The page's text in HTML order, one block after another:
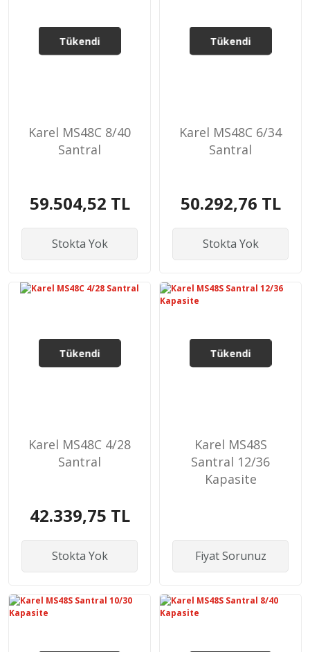
Tükendi
Karel MS48C 8/40
Santral
59.504,52 TL
Stokta Yok
Tükendi
Karel MS48C 6/34
Santral
50.292,76 TL
Stokta Yok
Tükendi
Karel MS48C 4/28
Santral
42.339,75 TL
Stokta Yok
Tükendi
Karel MS48S
Santral 12/36
Kapasite
Fiyat Sorunuz